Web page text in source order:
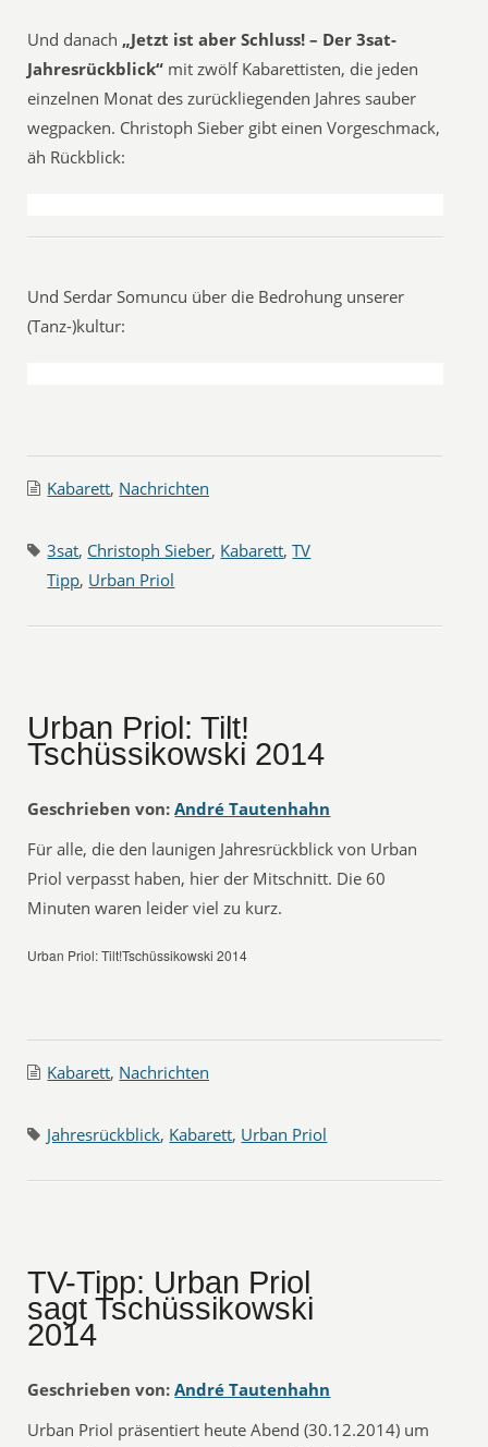
Und danach „Jetzt ist aber Schluss! – Der 3sat-
Jahresrückblick“ mit zwölf Kabarettisten, die jeden
einzelnen Monat des zurückliegenden Jahres sauber
wegpacken. Christoph Sieber gibt einen Vorgeschmack,
äh Rückblick:
Und Serdar Somuncu über die Bedrohung unserer
(Tanz-)kultur:
Kabarett, Nachrichten
3sat, Christoph Sieber, Kabarett,TV
Tipp, Urban Priol
Urban Priol: Tilt! 
Tschüssikowski 2014
Geschrieben von: André Tautenhahn
Für alle, die den launigen Jahresrückblick von Urban
Priol verpasst haben, hier der Mitschnitt. Die 60
Minuten waren leider viel zu kurz.
Urban Priol: Tilt!Tschüssikowski 2014
Kabarett, Nachrichten
Jahresrückblick, Kabarett, Urban Priol
TV-Tipp: Urban Priol
sagt Tschüssikowski
2014
Geschrieben von: André Tautenhahn
Urban Priol präsentiert heute Abend (30.12.2014) um